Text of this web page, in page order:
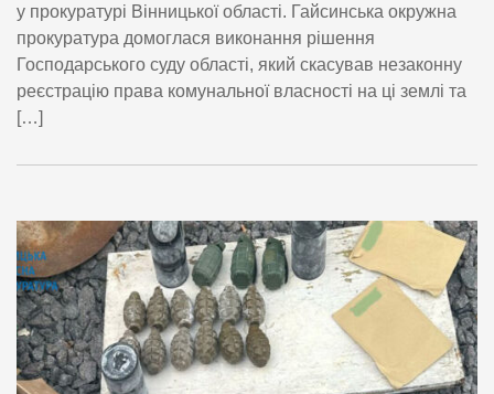
у прокуратурі Вінницької області. Гайсинська окружна
прокуратура домоглася виконання рішення
Господарського суду області, який скасував незаконну
реєстрацію права комунальної власності на ці землі та
[…]